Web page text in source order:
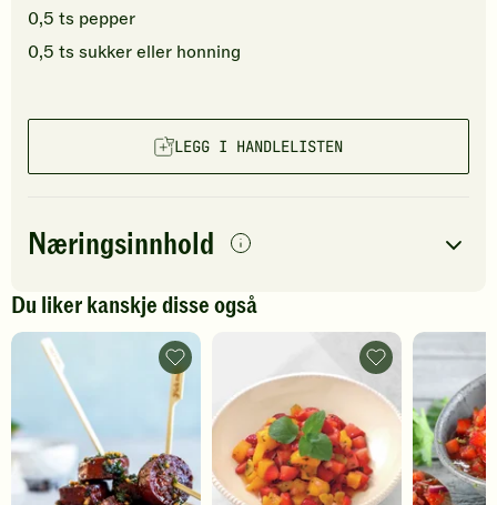
0,5 ts pepper
0,5 ts sukkereller honning
LEGG I HANDLELISTEN
Næringsinnhold
per porsjon
Navn på
næringsstoffet antall
Energi 222kcal
Fett
g
Protein
5g
Karbohydrater
7g
Du liker kanskje disse også
Stekt
chorizo
med
persille
til
favoritter
Jordbær-
og
mangosalsa
favoritter